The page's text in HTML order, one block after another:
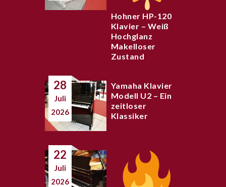
Hohner HP-120
Klavier – Weiß
Hochglanz
Makelloser
Zustand
28
Juli
2026
Yamaha Klavier
Modell U2 – Ein
zeitloser
Klassiker
22
Juli
2026